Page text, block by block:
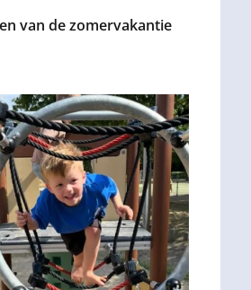
van de zomervakantie